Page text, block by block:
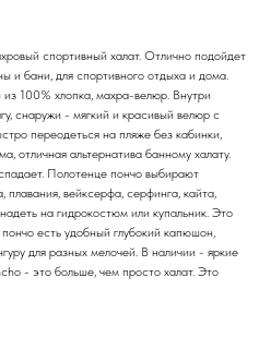
спортивный халат. Отлично подойдет
и бани, для спортивного отдыха и дома.
100% хлопка, махра-велюр. Внутри
снаружи - мягкий и красивый велюр с
переодеться на пляже без кабинки,
отличная альтернатива банному халату.
Полотенце пончо выбирают
вейксерфа, серфинга, кайта,
на гидрокостюм или купальник. Это
есть удобный глубокий капюшон,
для разных мелочей. В наличии - яркие
- это больше, чем просто халат. Это